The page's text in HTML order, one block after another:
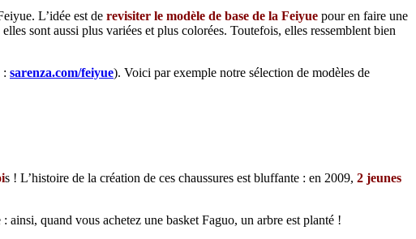
L’idée est de revisiter le modèle de base de la Feiyue pour en faire une
sont aussi plus variées et plus colorées. Toutefois, elles ressemblent bien
: sarenza.com/feiyue). Voici par exemple notre sélection de modèles de
s ! L’histoire de la création de ces chaussures est bluffante : en 2009, 2 jeunes
quand vous achetez une basket Faguo, un arbre est planté !